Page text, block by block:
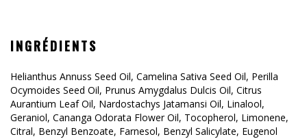
INGRÉDIENTS
Helianthus Annuss Seed Oil, Camelina Sativa Seed Oil, Perilla
Ocymoides Seed Oil, Prunus Amygdalus Dulcis Oil, Citrus
Aurantium Leaf Oil, Nardostachys Jatamansi Oil, Linalool,
Geraniol, Cananga Odorata Flower Oil, Tocopherol, Limonene,
Citral, Benzyl Benzoate, Farnesol, Benzyl Salicylate, Eugenol